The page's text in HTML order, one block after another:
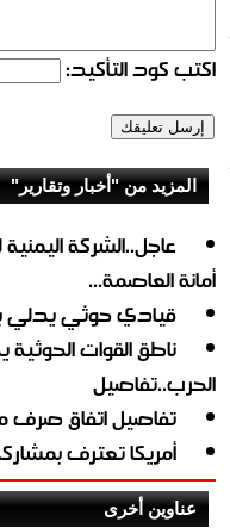
اكتب كود التأكيد:
المزيد من "أخبار وتقارير"
أمانة العاصمة...
قيادي حوثي يدلي
ناطق القوات
الحرب..تفاصيل
تفاصيل اتفاق صرف
أمريكا تعترف
عناوين أخرى